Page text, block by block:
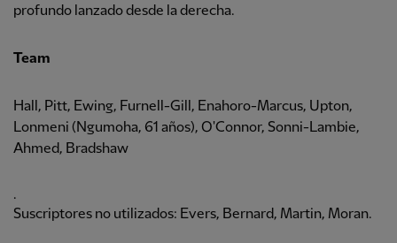
profundo lanzado desde la derecha.
Team
Hall, Pitt, Ewing, Furnell-Gill, Enahoro-Marcus, Upton,
Lonmeni (Ngumoha, 61 años), O'Connor, Sonni-Lambie,
Ahmed, Bradshaw
.
Suscriptores no utilizados: Evers, Bernard, Martin, Moran.